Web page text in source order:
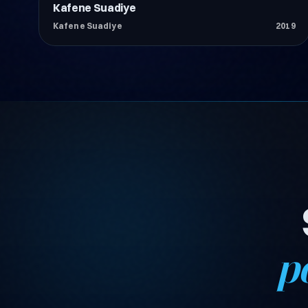
Restoran & Kafe
Kafene Suadiye
Kafene Suadiye 2019